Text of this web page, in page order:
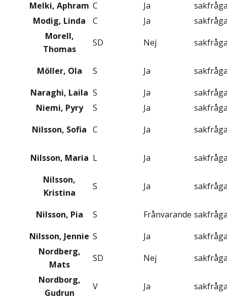
Melki, Aphram C Ja
Modig, Linda
C Ja
Morell,
Thomas
SD Nej
Möller, Ola S Ja
Naraghi, Laila S Ja
Niemi, Pyry
S Ja
Nilsson, Sofia C Ja
Nilsson, Maria L Ja
Nilsson,
Kristina
S Ja
Nilsson, Pia S Frånvarande
Nilsson, Jennie S Ja
Nordberg,
Mats
SD Nej
Nordborg,
Gudrun
V Ja